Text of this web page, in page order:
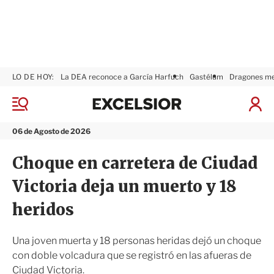
M
n
06 de Agosto de 2026
LO DE HOY: La DEA reconoce a García Harfuch Gastélum Dragones
I
i
a
ó
n
x
s
i
r
Choque en carretera de Ciudad
Victoria deja un muerto y 18
heridos
Una joven muerta y 18 personas heridas dejó un choque
con doble volcadura que se registró en las afueras de
Ciudad Victoria.